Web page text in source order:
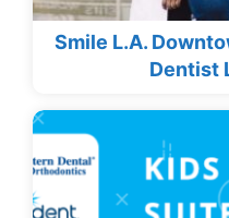
Smile L.A.
Dentist